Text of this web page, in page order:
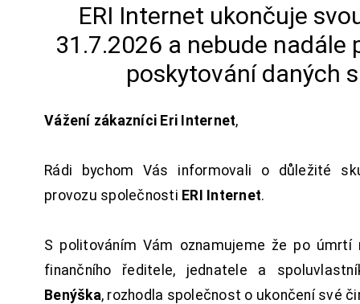
ERI Internet ukončuje
31.7.2026 a nebude nadále
poskytování daných
Vážení zákazníci Eri Internet,
Rádi bychom Vás informovali o důležité
provozu společnosti ERI Internet.
S politováním Vám oznamujeme že po úmrtí
finančního ředitele, jednatele a
Benýška, rozhodla společnost o ukončení své